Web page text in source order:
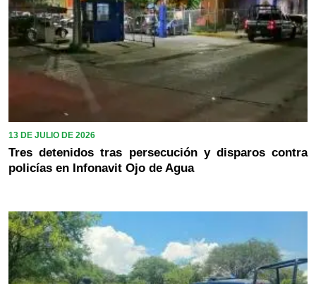
13 DE JULIO DE 2026
Tres detenidos tras persecución y disparos contra
policías en Infonavit Ojo de Agua